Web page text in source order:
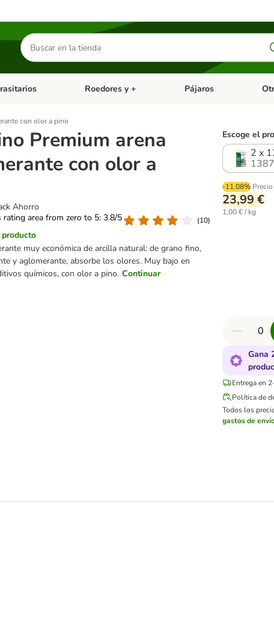
Buscar
productos
categoria abierto: Dieta Vet.Menú de categoria abierto: Antiparasitarios
Roedores y + Menú de categoria
Pájaros
con olor a pino
Premium arena
con olor a
Ahorro
rating area from zero to 5: 3.8/5
(10)
muy económica de arcilla natural: de grano fino,
y aglomerante, absorbe los olores. Muy bajo en
químicos, con olor a pino. Continuar
Escoge el
2 x
-11.08%
23,99 €
1,00 € / kg
Gana
Entrega en
Política de
Todos los
gastos de
con olor a lavanda